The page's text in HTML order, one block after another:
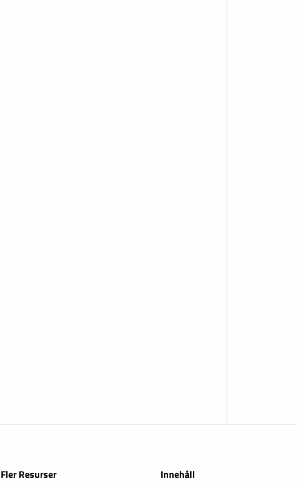
Fler Resurser Innehåll